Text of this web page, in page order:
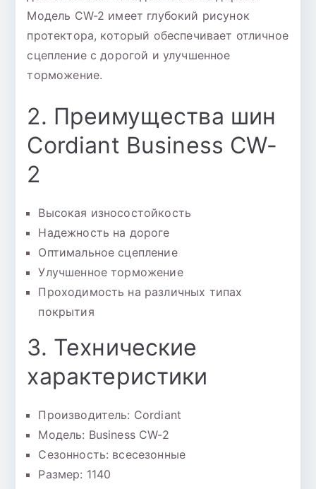
Модель CW-2 имеет глубокий рисунок
протектора, который обеспечивает отличное
сцепление с дорогой и улучшенное
торможение.
2. Преимущества шин
Cordiant Business CW-
2
Высокая износостойкость
Надежность на дороге
Оптимальное сцепление
Улучшенное торможение
Проходимость на различных типах
покрытия
3. Технические
характеристики
Производитель: Cordiant
Модель: Business CW-2
Сезонность: всесезонные
Размер: 1140